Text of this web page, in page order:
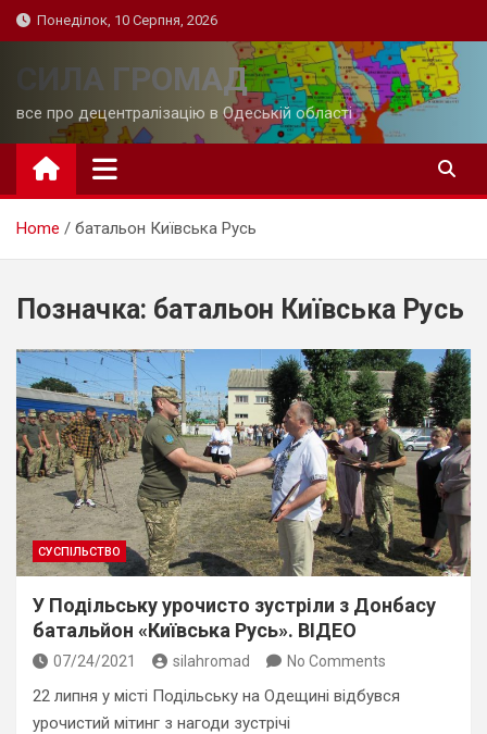
Skip
to
Понеділок, 10 Серпня, 2026
СИЛА ГРОМАД
все про децентралізацію в Одеській області
Home батальон Київська Русь
Позначка: батальон Київська Русь
СУСПІЛЬСТВО
У Подільську урочисто зустріли з Донбасу
батальйон «Київська Русь». ВІДЕО
07/24/2021 silahromad No Comments
22 липня у місті Подільську на Одещині відбувся
урочистий мітинг з нагоди зустрічі